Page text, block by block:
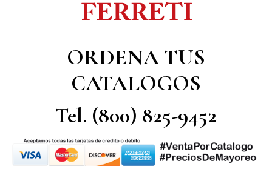
ORDENA TUS
CATALOGOS
Tel. (800) 825-9452